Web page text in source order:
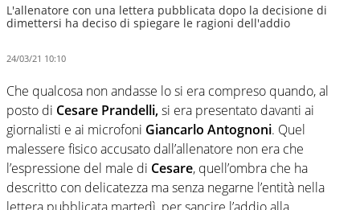
L'allenatore con una lettera pubblicata dopo la decisione di
dimettersi ha deciso di spiegare le ragioni dell'addio
24/03/21 10:10
Che qualcosa non andasse lo si era compreso quando, al
posto di Cesare Prandelli,si era presentato davanti ai
giornalisti e ai microfoni Giancarlo Antognoni. Quel
malessere fisico accusato dall’allenatore non era che
l’espressione del male di Cesare, quell’ombra che ha
descritto con delicatezza ma senza negarne l’entità nella